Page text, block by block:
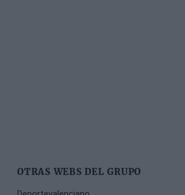
OTRAS WEBS DEL GRUPO